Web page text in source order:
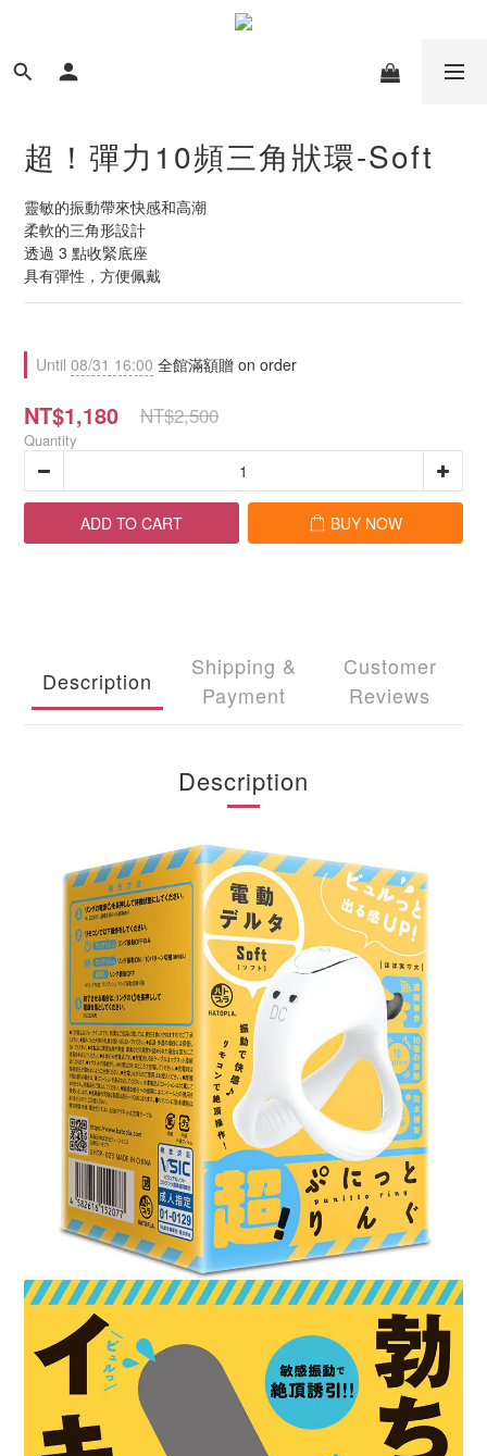
超！彈力10頻三角狀環-Soft
靈敏的振動帶來快感和高潮
柔軟的三角形設計
透過 3 點收緊底座
具有彈性，方便佩戴
Until 08/31 16:00 全館滿額贈 on order
NT$1,180 NT$2,500
Quantity
ADD TO CART BUY NOW
Description
Shipping &
Payment
Customer
Reviews
Description